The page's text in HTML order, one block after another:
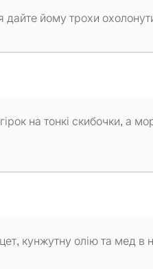
дайте йому трохи
на тонкі скибочки, а
кунжутну олію та мед в